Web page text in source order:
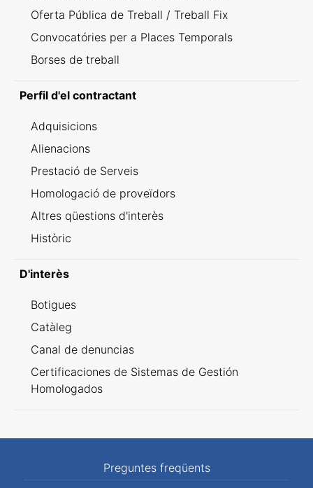
Oferta Pública de Treball / Treball Fix
Convocatóries per a Places Temporals
Borses de treball
Perfil d'el contractant
Adquisicions
Alienacions
Prestació de Serveis
Homologació de proveïdors
Altres qüestions d'interès
Històric
D'interès
Botigues
Catàleg
Canal de denuncias
Certificaciones de Sistemas de Gestión
Homologados
Preguntes freqüents